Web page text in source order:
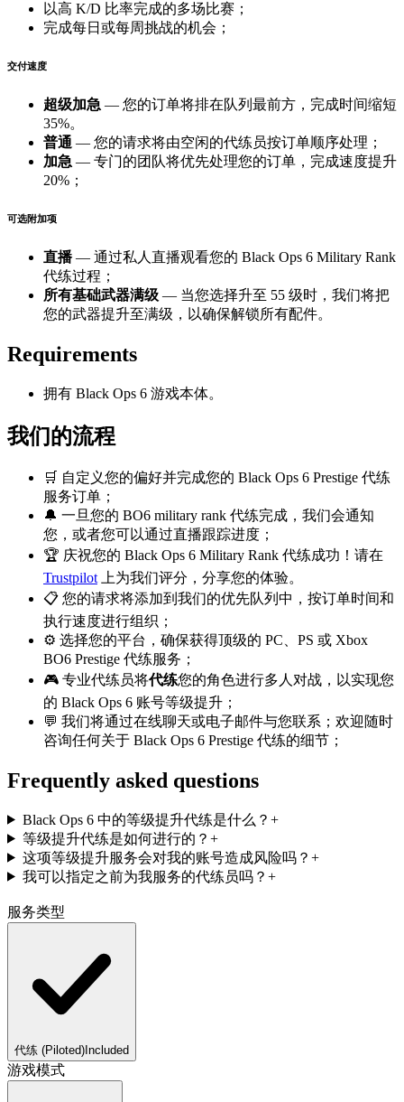
以高 K/D 比率完成的多场比赛；
完成每日或每周挑战的机会；
交付速度
超级加急 — 您的订单将排在队列最前方，完成时间缩短
35%。
普通 — 您的请求将由空闲的代练员按订单顺序处理；
加急 — 专门的团队将优先处理您的订单，完成速度提升
20%；
可选附加项
直播— 通过私人直播观看您的 Black Ops 6 Military Rank
代练过程；
所有基础武器满级 — 当您选择升至 55 级时，我们将把
您的武器提升至满级，以确保解锁所有配件。
Requirements
拥有 Black Ops 6 游戏本体。
我们的流程
🛒 自定义您的偏好并完成您的 Black Ops 6 Prestige 代练
服务订单；
🔔 一旦您的 BO6 military rank 代练完成，我们会通知
您，或者您可以通过直播跟踪进度；
🏆 庆祝您的 Black Ops 6 Military Rank 代练成功！请在
Trustpilot 上为我们评分，分享您的体验。
📋 您的请求将添加到我们的优先队列中，按订单时间和
执行速度进行组织；
⚙️ 选择您的平台，确保获得顶级的 PC、PS 或 Xbox
BO6 Prestige 代练服务；
🎮 专业代练员将代练您的角色进行多人对战，以实现您
的 Black Ops 6 账号等级提升；
💬 我们将通过在线聊天或电子邮件与您联系；欢迎随时
咨询任何关于 Black Ops 6 Prestige 代练的细节；
Frequently asked questions
Black Ops 6 中的等级提升代练是什么？ +
等级提升代练是如何进行的？ +
这项等级提升服务会对我的账号造成风险吗？ +
我可以指定之前为我服务的代练员吗？ +
服务类型
代练 (Piloted)Included
游戏模式